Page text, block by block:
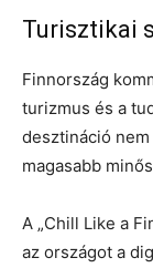
Turisztikai
Finnország
turizmus és a
desztináció
magasabb
A „Chill Like a
az országot a